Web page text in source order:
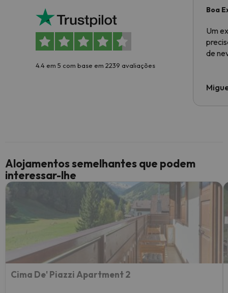
4.4 em 5 com base em 2239 avaliações
Boa
Um
de
Alojamentos semelhantes que podem
interessar-lhe
Cima De' Piazzi Apartment 2